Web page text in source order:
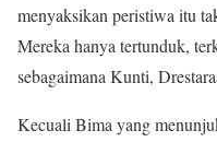
menyaksikan peristiwa itu
Mereka hanya tertunduk,
sebagaimana Kunti,
Kecuali Bima yang